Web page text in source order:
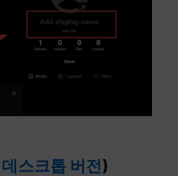
스크톱 버전)